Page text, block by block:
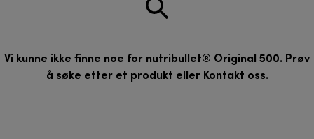
Vi kunne ikke finne noe for nutribullet® Original 500. Prøv
å søke etter et produkt eller Kontakt oss.